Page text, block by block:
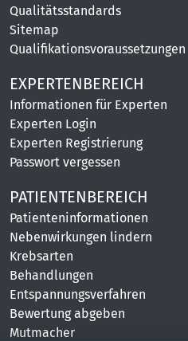
Qualitätsstandards
Sitemap
Qualifikationsvoraussetzungen
EXPERTENBEREICH
Informationen für Experten
Experten Login
Experten Registrierung
Passwort vergessen
PATIENTENBEREICH
Patienteninformationen
Nebenwirkungen lindern
Krebsarten
Behandlungen
Entspannungsverfahren
Bewertung abgeben
Mutmacher